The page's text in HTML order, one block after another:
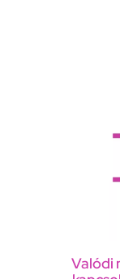
Valódi